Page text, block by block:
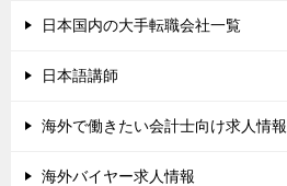
日本国内の大手転職会社一覧
日本語講師
海外で働きたい会計士向け求人情報
海外バイヤー求人情報